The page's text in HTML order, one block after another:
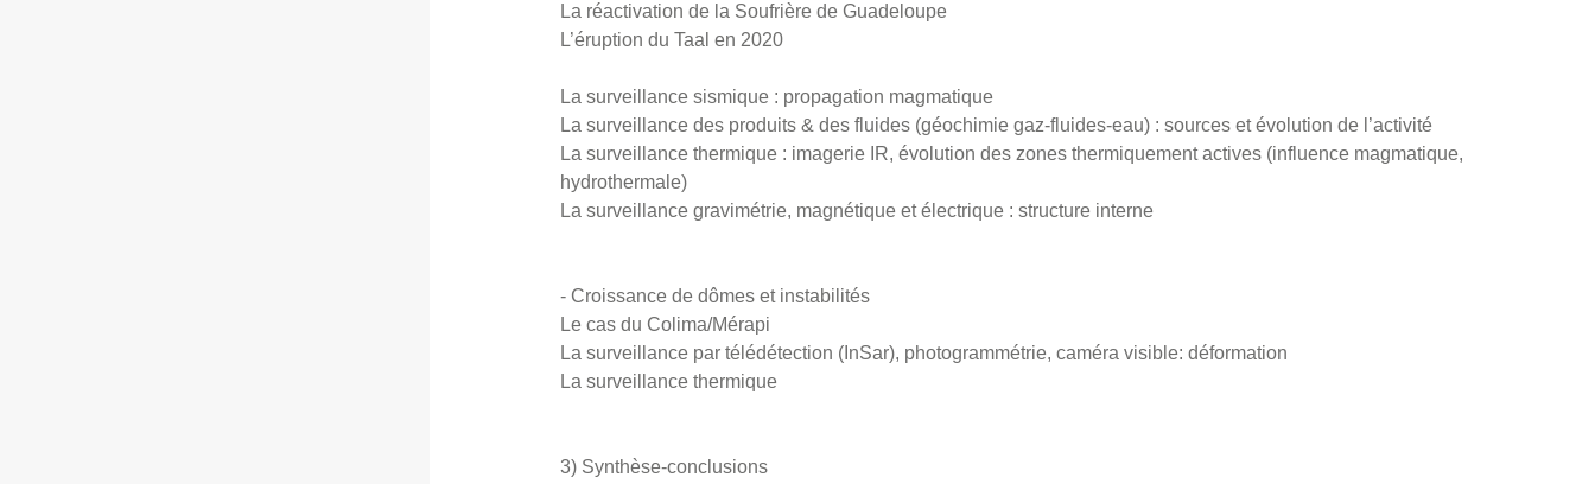
La réactivation de la Soufrière de Guadeloupe
L’éruption du Taal en 2020
La surveillance sismique : propagation magmatique
La surveillance des produits & des fluides (géochimie gaz-fluides-eau) : sources et évolution de l’activité
La surveillance thermique : imagerie IR, évolution des zones thermiquement actives (influence magmatique,
hydrothermale)
La surveillance gravimétrie, magnétique et électrique : structure interne
- Croissance de dômes et instabilités
Le cas du Colima/Mérapi
La surveillance par télédétection (InSar), photogrammétrie, caméra visible: déformation
La surveillance thermique
3) Synthèse-conclusions